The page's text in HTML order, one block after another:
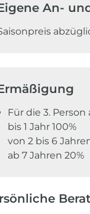
An-
Für die 3.
bis 1 Jahr 100%
von 2 bis 6
ab 7 Jahren 20%